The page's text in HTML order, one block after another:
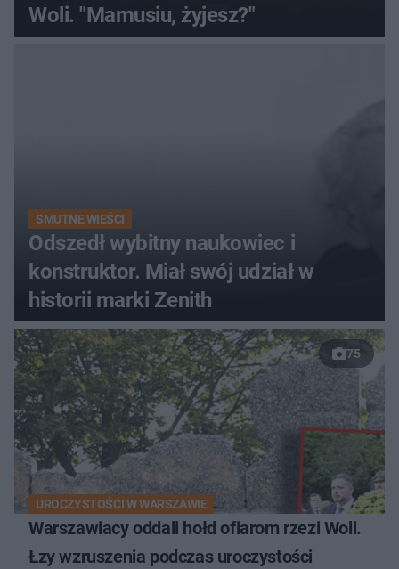
Woli. "Mamusiu, żyjesz?"
SMUTNE WIEŚCI
Odszedł wybitny naukowiec i
konstruktor. Miał swój udział w
historii marki Zenith
75
UROCZYSTOŚCI W WARSZAWIE
Warszawiacy oddali hołd ofiarom rzezi Woli.
Łzy wzruszenia podczas uroczystości